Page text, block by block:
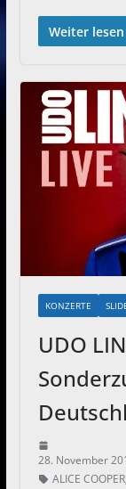
Weiter lesen
KONZERTE
UDO
28. November
ALICE COOPER,